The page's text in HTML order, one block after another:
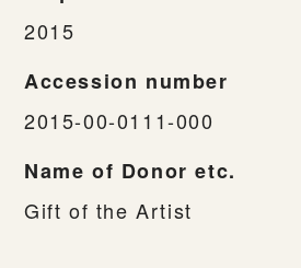
2015
Accession number
2015-00-0111-000
Name of Donor etc.
Gift of the Artist